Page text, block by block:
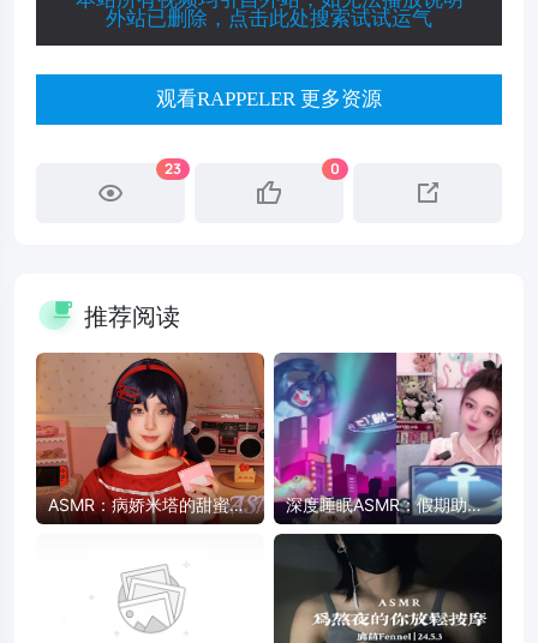
外站已删除，点击此处搜索试试运气
观看RAPPELER 更多资源
23 0
推荐阅读
ASMR：病娇米塔的甜蜜陪
伴 - 药片、卡带、护肤品触
深度睡眠ASMR：假期助眠
放松，快速入睡